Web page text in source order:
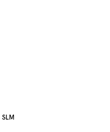
SLM